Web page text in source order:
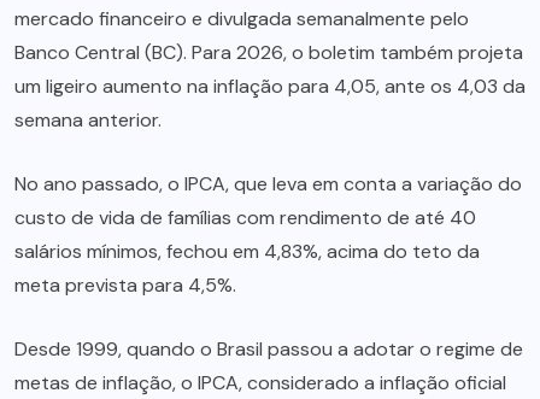
mercado financeiro e divulgada semanalmente pelo
Banco Central (BC). Para 2026, o boletim também projeta
um ligeiro aumento na inflação para 4,05, ante os 4,03 da
semana anterior.
No ano passado, o IPCA, que leva em conta a variação do
custo de vida de famílias com rendimento de até 40
salários mínimos, fechou em 4,83%, acima do teto da
meta prevista para 4,5%.
Desde 1999, quando o Brasil passou a adotar o regime de
metas de inflação, o IPCA, considerado a inflação oficial